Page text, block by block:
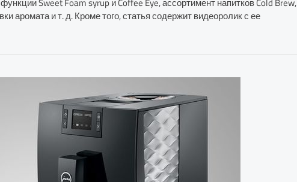
аромата и т. д. Кроме того, статья содержит видеоролик с ее